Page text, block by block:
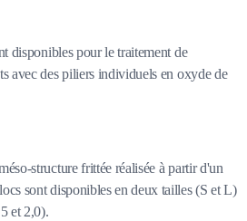
disponibles pour le traitement de
avec des piliers individuels en oxyde de
structure frittée réalisée à partir d'un
sont disponibles en deux tailles (S et L)
et 2,0).